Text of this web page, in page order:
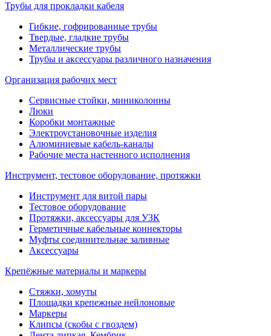
Трубы для прокладки кабеля
Гибкие, гофрированные трубы
Твердые, гладкие трубы
Металлические трубы
Трубы и аксессуары различного назначения
Организация рабочих мест
Сервисные стойки, миниколонны
Люки
Коробки монтажные
Электроустановочные изделия
Алюминиевые кабель-каналы
Рабочие места настенного исполнения
Инструмент, тестовое оборудование, протяжки
Инструмент для витой пары
Тестовое оборудование
Протяжки, аксессуары для УЗК
Герметичные кабельные коннекторы
Муфты соединительнае заливные
Аксессуары
Крепёжные материалы и маркеры
Стяжки, хомуты
Площадки крепежные нейлоновые
Маркеры
Клипсы (скобы с гвоздем)